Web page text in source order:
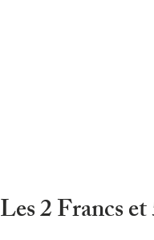
Les 2 Francs